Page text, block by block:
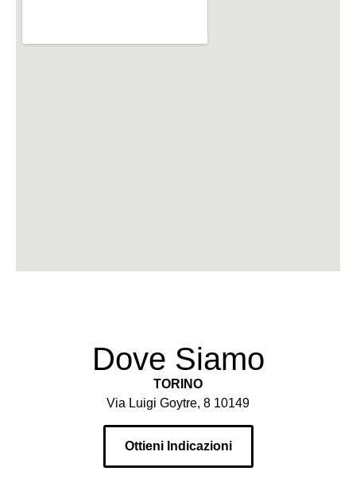
Dove Siamo
TORINO
Via Luigi Goytre, 8 10149
Ottieni Indicazioni